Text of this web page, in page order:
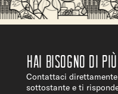
Hai bisogno di
Contattaci
sottostante e ti